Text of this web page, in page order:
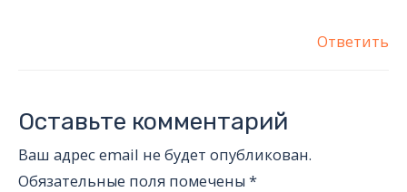
Ответить
Оставьте комментарий
Ваш адрес email не будет опубликован.
Обязательные поля помечены *